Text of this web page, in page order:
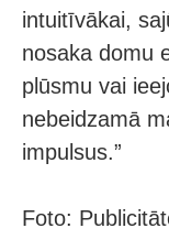
intuitīvākai,
nosaka domu
plūsmu vai
nebeidzamā
impulsus.”
Foto: